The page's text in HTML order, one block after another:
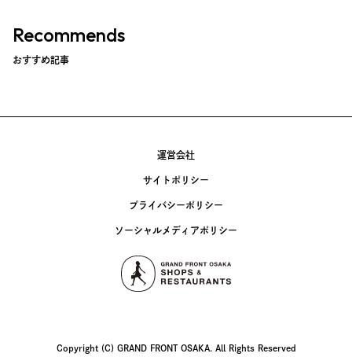
Recommends
おすすめ記事
運営会社
サイトポリシー
プライバシーポリシー
ソーシャルメディアポリシー
Copyright (C) GRAND FRONT OSAKA. All Rights Reserved